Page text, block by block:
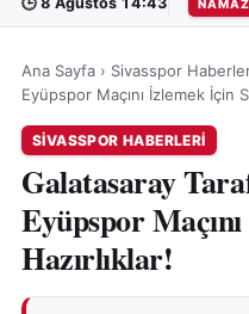
NAMAZ
Ana Sayfa › Sivasspor
Eyüpspor Maçını İzlemek İçin
SIVASSPOR HABERLERI
Galatasaray
Eyüpspor
Hazırlıklar!